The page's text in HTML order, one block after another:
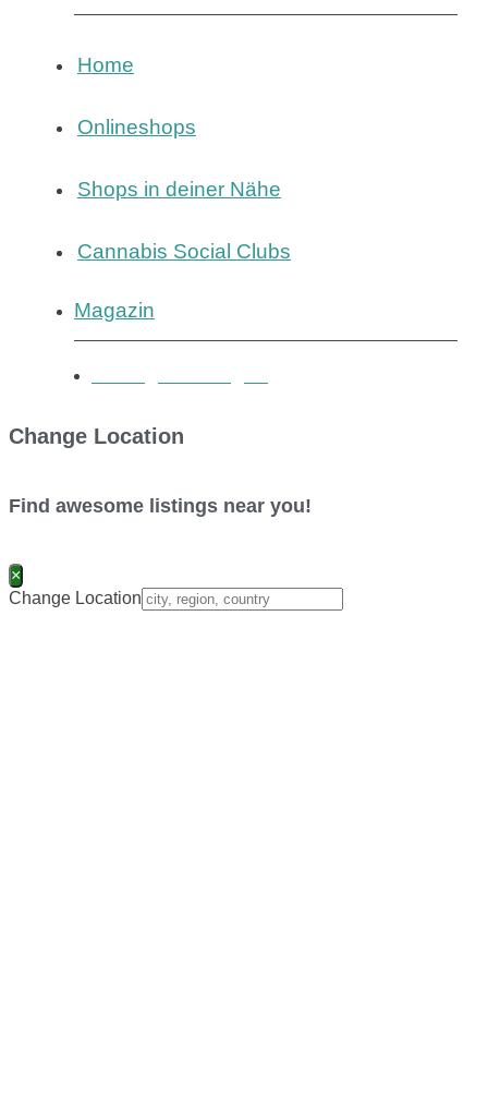
Home
Onlineshops
Shops in deiner Nähe
Cannabis Social Clubs
Magazin
Change Location
Find awesome listings near you!
×
Change Location